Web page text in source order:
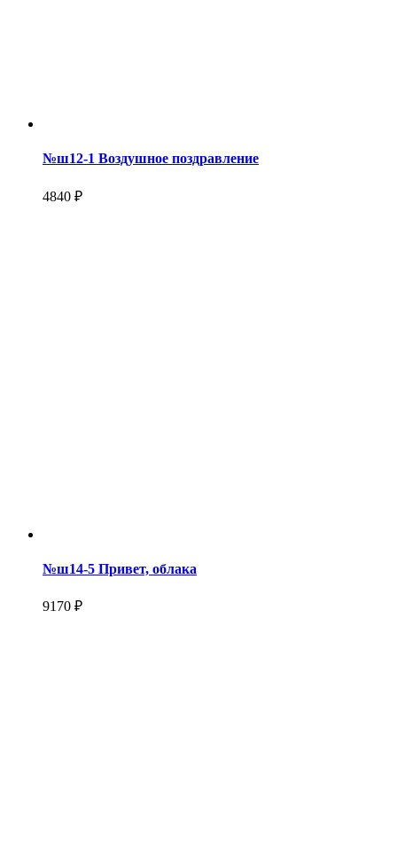
№ш12-1 Воздушное поздравление
4840 ₽
№ш14-5 Привет, облака
9170 ₽